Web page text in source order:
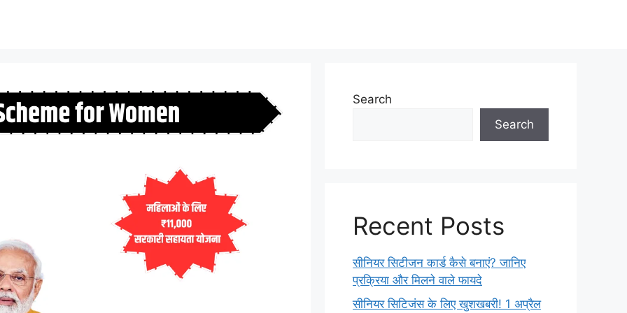
Search
Search
Recent Posts
सीनियर सिटीजन कार्ड कैसे बनाएं? जानिए
प्रक्रिया और मिलने वाले फायदे
सीनियर सिटिजंस के लिए खुशखबरी! 1 अप्रैल